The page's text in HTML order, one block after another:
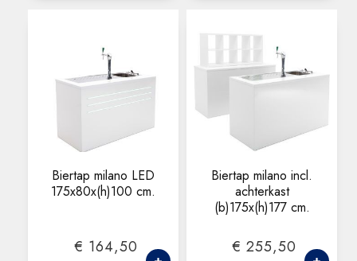
Biertap milano LED
175x80x(h)100 cm.
€ 164,50
Biertap milano incl.
achterkast
(b)175x(h)177 cm.
€ 255,50